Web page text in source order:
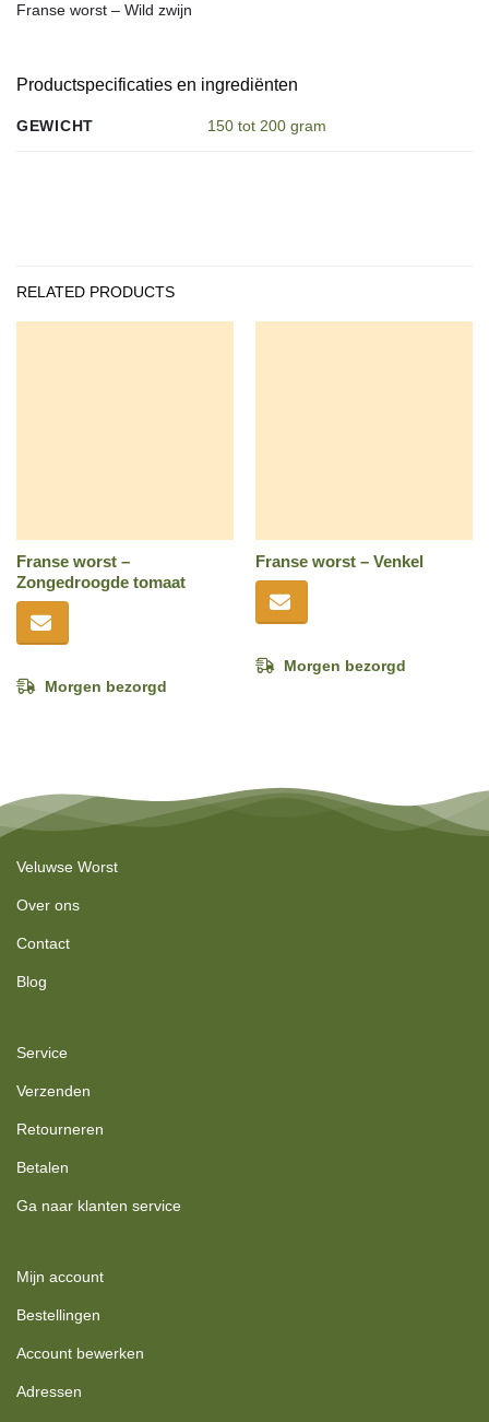
Franse worst – Wild zwijn
Productspecificaties en ingrediënten
GEWICHT 150 tot 200 gram
RELATED PRODUCTS
Franse worst –
Zongedroogde tomaat
Morgen bezorgd
Franse worst – Venkel
Morgen bezorgd
Veluwse Worst
Over ons
Contact
Blog
Service
Verzenden
Retourneren
Betalen
Ga naar klanten service
Mijn account
Bestellingen
Account bewerken
Adressen